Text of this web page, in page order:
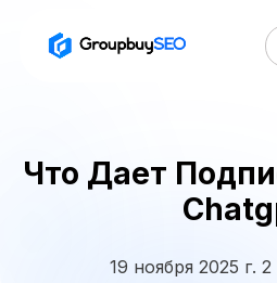
Что Дает
19 ноября 2025 г. 2